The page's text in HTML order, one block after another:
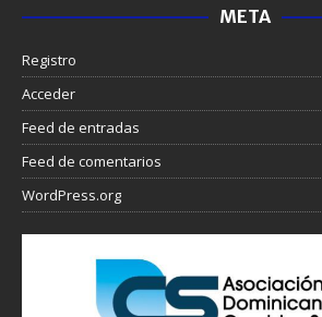
META
Registro
Acceder
Feed de entradas
Feed de comentarios
WordPress.org